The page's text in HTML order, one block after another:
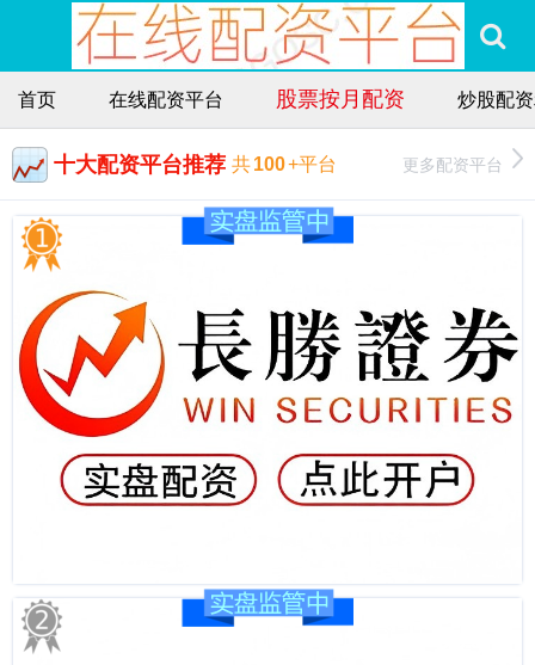
首页 在线配资平台 股票按月配资 炒股配
十大配资平台推荐 共100+平台 更多配资平台